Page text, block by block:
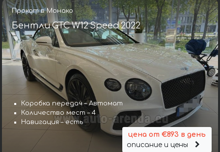
Прокат в Монако
Бентли GTC W12 Speed 2022
Коробка передач – Автомат
Количество мест – 4
Навигация – есть
цена от €893 в день
описание и цены
Коробка передач – Автомат
Количество мест – 5
Навигация – есть
цена от €643 в день
описание и цены